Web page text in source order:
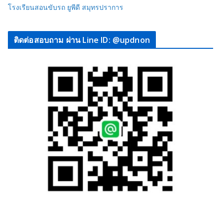
โรงเรียนสอนขับรถ ยูพีดี สมุทรปราการ
ติดต่อสอบถาม ผ่าน Line ID: @updnon